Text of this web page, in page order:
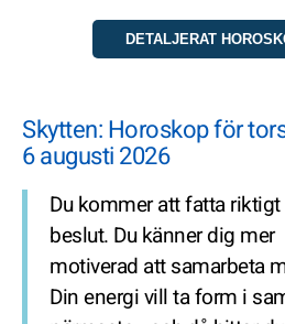
Skytten: Horoskop för
6 augusti 2026
Du kommer att fatta riktigt
beslut. Du känner dig mer
motiverad att samarbeta
Din energi vill ta form i